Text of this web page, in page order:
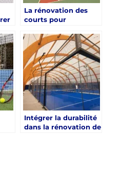
La rénovation des
courts pour
de luxe à Saint-
Tropez
Intégrer la durabilité
dans la rénovation de